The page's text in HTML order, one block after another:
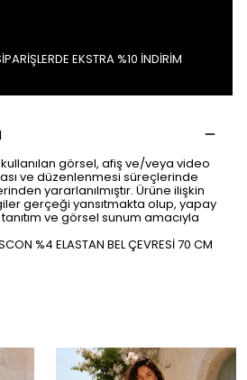
EKSTRA %10 İNDİRİM
kullanılan görsel, afiş ve/veya video
ve düzenlenmesi süreçlerinde
yararlanılmıştır. Ürüne ilişkin
gerçeği yansıtmakta olup, yapay
ve görsel sunum amacıyla
%4 ELASTAN BEL ÇEVRESİ 70 CM